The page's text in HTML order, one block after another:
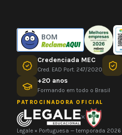
BOM
Credenciada MEC
Cred. EAD Port. 247/2020
+20 anos
Formando em todo o Brasil
PATROCINADORA OFICIAL
×
Legale × Portuguesa — temporada 2026